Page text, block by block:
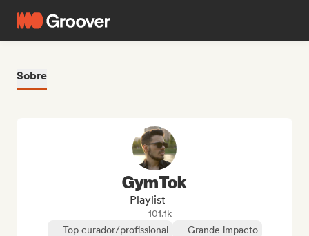
Sobre
GymTok
Playlist
101.1k
Top curador/profissional
Grande impacto